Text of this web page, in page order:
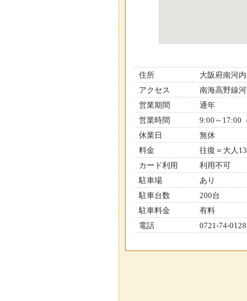
住所
大阪府南河
アクセス
南海高野線
営業期間
通年
営業時間
9:00～17:00
休業日
無休
料金
往復＝大人
カード利用
利用不可
駐車場
あり
駐車台数
200台
駐車料金
有料
電話
0721-74-0128